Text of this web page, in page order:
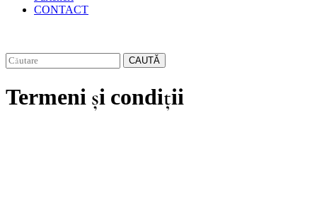
CONTACT
CAUTĂ
Termeni și condiții